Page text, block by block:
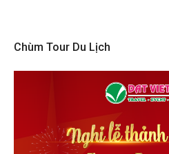
Chùm Tour Du Lịch